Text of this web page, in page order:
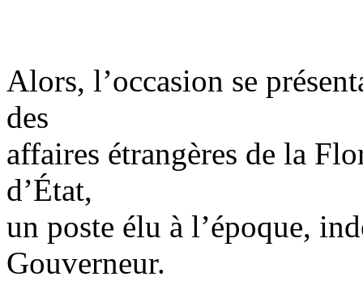
Alors, l’occasion se
des
affaires étrangères de la
d’État,
un poste élu à l’époque,
Gouverneur.